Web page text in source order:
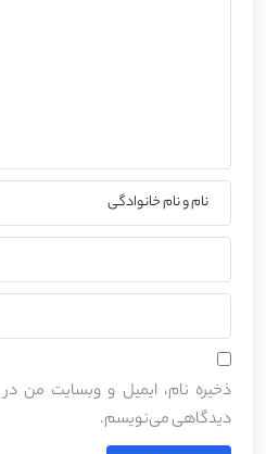
ذخیره نام، ایمیل و وبسایت من در
دیدگاهی می‌نویسم.